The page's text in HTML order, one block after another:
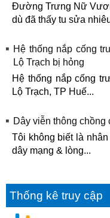
Đường Trưng Nữ
dù đã thấy tu sửa
Hệ thống nắp cống
Lộ Trạch bị hỏng
Hệ thống nắp cống
Lộ Trạch, TP Huế...
Dây viễn thông
Tôi không biết là
dây mạng & lòng...
Thống kê truy cập